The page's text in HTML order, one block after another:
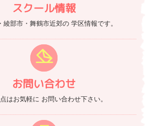
スクール情報
綾部市・舞鶴市近郊の学区情報です。
お問い合わせ
はお気軽に お問い合わせ下さい。